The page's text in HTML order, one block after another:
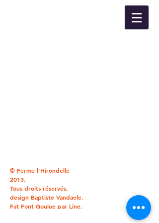
© Ferme l'Hirondelle
2013.
Tous droits réservés.
design Baptiste Vandaele.
Fat Font Goulue par Line.